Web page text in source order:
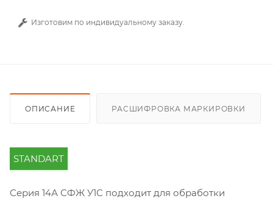
Изготовим по индивидуальному заказу.
ОПИСАНИЕ РАСШИФРОВКА МАРКИРОВКИ
STANDART
Серия 14А СФЖ У1С подходит для обработки